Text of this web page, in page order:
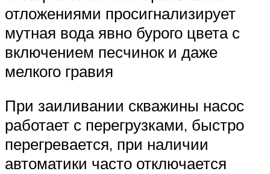
отложениями просигнализирует
мутная вода явно бурого цвета с
включением песчинок и даже
мелкого гравия
При заиливании скважины насос
работает с перегрузками, быстро
перегревается, при наличии
автоматики часто отключается